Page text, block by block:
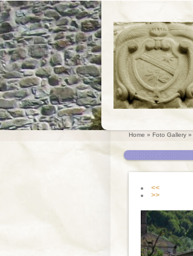
Home » Foto Gallery »
<<
>>